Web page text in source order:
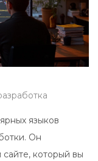
языков
Он
сайте, который вы